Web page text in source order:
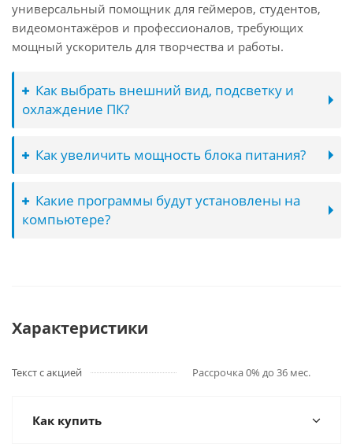
универсальный помощник для геймеров, студентов,
видеомонтажёров и профессионалов, требующих
мощный ускоритель для творчества и работы.
Как выбрать внешний вид, подсветку и
охлаждение ПК?
Как увеличить мощность блока питания?
Какие программы будут установлены на
компьютере?
Характеристики
Текст с акцией Рассрочка 0% до 36 мес.
Как купить